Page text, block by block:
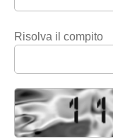
Risolva il compito